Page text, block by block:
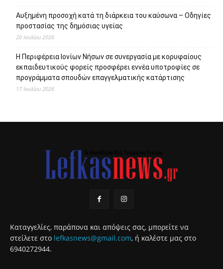
Αυξημένη προσοχή κατά τη διάρκεια του καύσωνα – Οδηγίες
προστασίας της δημόσιας υγείας
20 Ιουλίου 2026
Η Περιφέρεια Ιονίων Νήσων σε συνεργασία με κορυφαίους
εκπαιδευτικούς φορείς προσφέρει εννέα υποτροφίες σε
προγράμματα σπουδών επαγγελματικής κατάρτισης
17 Ιουλίου 2026
Καταγγελίες, παράπονα και απόψεις σας, μπορείτε να
στείλετε στο lefkasnews@gmail.com, ή καλέστε μας στο
6940272944.